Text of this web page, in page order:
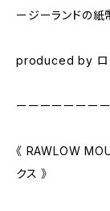
ージーランドの紙
produced by ロ
ーーーーーーー
《 RAWLOW
クス 》